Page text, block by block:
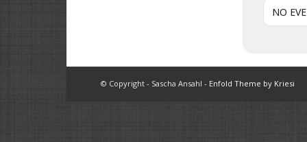
NO
© Copyright - Sascha Ansahl - Enfold Theme by Kriesi